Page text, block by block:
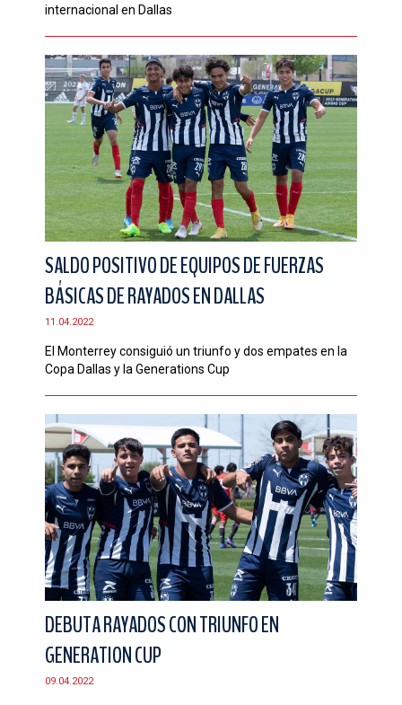
internacional en Dallas
SALDO POSITIVO DE EQUIPOS DE FUERZAS
BÁSICAS DE RAYADOS EN DALLAS
11.04.2022
El Monterrey consiguió un triunfo y dos empates en la
Copa Dallas y la Generations Cup
DEBUTA RAYADOS CON TRIUNFO EN
GENERATION CUP
09.04.2022